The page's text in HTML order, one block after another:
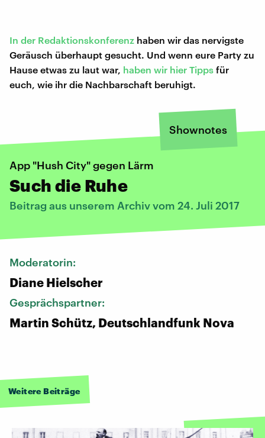
In der Redaktionskonferenz haben wir das nervigste
Geräusch überhaupt gesucht. Und wenn eure Party zu
Hause etwas zu laut war, haben wir hier Tipps für
euch, wie ihr die Nachbarschaft beruhigt.
Shownotes
App "Hush City" gegen Lärm
Such die Ruhe
Beitrag aus unserem Archiv vom 24. Juli 2017
Moderatorin:
Diane Hielscher
Gesprächspartner:
Martin Schütz, Deutschlandfunk Nova
Weitere Beiträge